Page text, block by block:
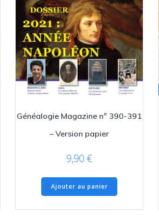
Généalogie Magazine n° 390-391
– Version papier
9,90 €
Ajouter au panier